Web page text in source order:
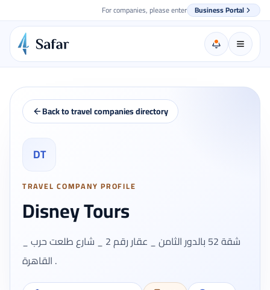
For companies, please enter Business Portal
Back to travel companies directory
DT
TRAVEL COMPANY PROFILE
Disney Tours
شقة 52 بالدور الثامن _ عقار رقم 2 _ شارع طلعت حرب _
القاهرة .